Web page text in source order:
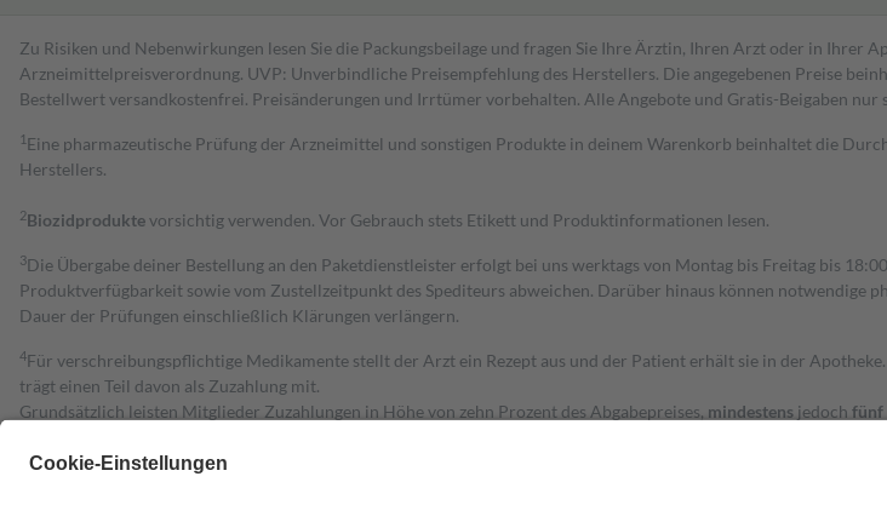
Zu Risiken und Nebenwirkungen lesen Sie die Packungsbeilage und fragen Sie Ihre Ärztin, Ihren Arzt oder in Ihrer
Arzneimittelpreisverordnung. UVP: Unverbindliche Preisempfehlung des Herstellers. Die angegebenen Preise
Bestell­wert versand­kosten­frei. Preisänderungen und Irrtümer vorbehalten. Alle Angebote und Gratis-Beigaben nur
1 Eine pharmazeutische Prüfung der Arzneimittel und sonstigen Produkte in deinem Warenkorb beinhaltet die
Herstellers.
2Biozidproduktevorsichtig verwenden. Vor Gebrauch stets Etikett und Produktinformationen lesen.
3Die Übergabe deiner Bestellung an den Paketdienstleister erfolgt bei uns werktags von Montag bis Freitag bis
Produktverfügbarkeit sowie vom Zustellzeitpunkt des Spediteurs abweichen. Darüber hinaus können
Dauer der Prüfungen einschließlich Klärungen verlängern.
4Für verschreibungspflichtige Medikamente stellt der Arzt ein Rezept aus und der Patient erhält sie in der
trägt einen Teil davon als Zuzahlung mit.
Grundsätzlich leisten Mitglieder Zuzahlungen in Höhe von zehn Prozent des Abgabepreises, mindestens jedoch fünf
Diese Regeln gelten grundsätzlich auch für Online-Apotheken.